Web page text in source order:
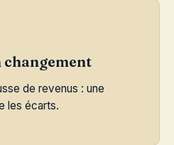
changement
de revenus : une
les écarts.